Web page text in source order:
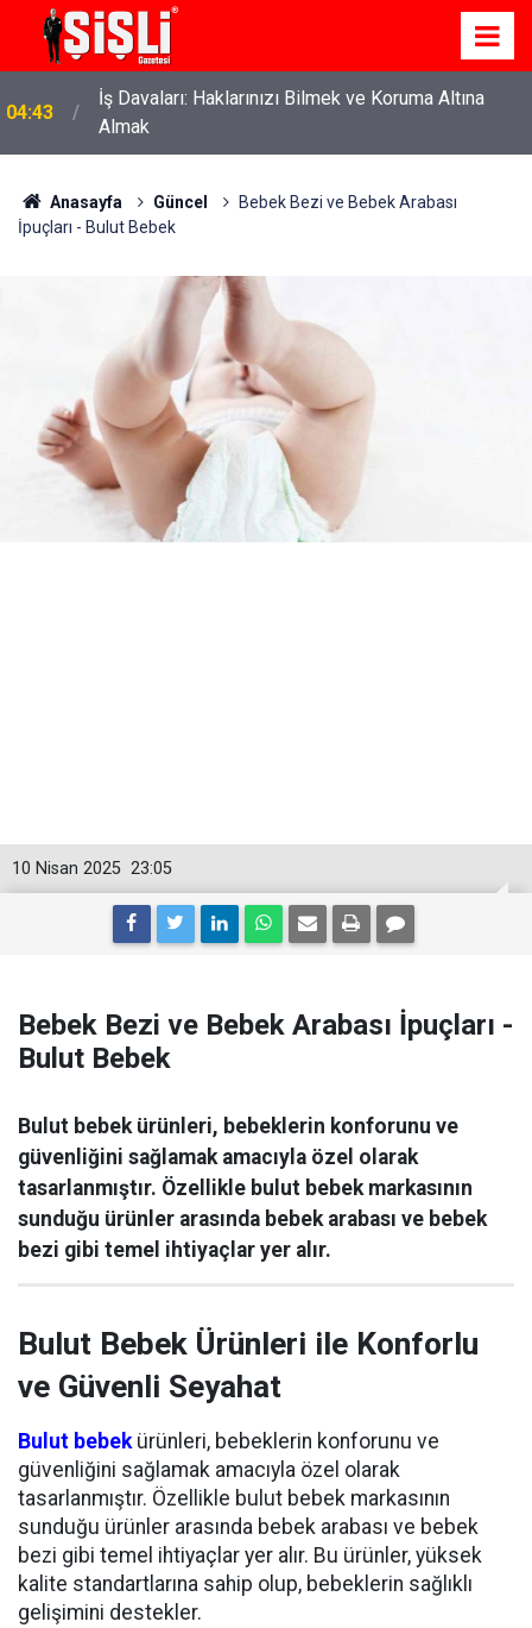
04:43
İş Davaları: Haklarınızı Bilmek ve Koruma Altına
Almak
Anasayfa Güncel
Bebek Bezi ve Bebek Arabası
İpuçları - Bulut Bebek
23:05
10 Nisan 2025
Bebek Bezi ve Bebek Arabası İpuçları -
Bulut Bebek
Bulut bebek ürünleri, bebeklerin konforunu ve
güvenliğini sağlamak amacıyla özel olarak
tasarlanmıştır. Özellikle bulut bebek markasının
sunduğu ürünler arasında bebek arabası ve bebek
bezi gibi temel ihtiyaçlar yer alır.
Bulut Bebek Ürünleri ile Konforlu
ve Güvenli Seyahat
Bulut bebekürünleri, bebeklerin konforunu ve
güvenliğini sağlamak amacıyla özel olarak
tasarlanmıştır. Özellikle bulut bebek markasının
sunduğu ürünler arasında bebek arabası ve bebek
bezi gibi temel ihtiyaçlar yer alır. Bu ürünler, yüksek
kalite standartlarına sahip olup, bebeklerin sağlıklı
gelişimini destekler.